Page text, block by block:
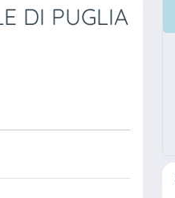
DI PUGLIA